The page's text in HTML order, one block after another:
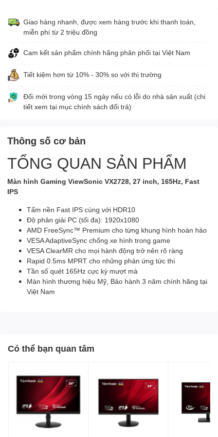
Giao hàng nhanh, được xem hàng trước khi thanh toán,
miễn phí từ 2 triệu đồng
Cam kết sản phẩm chính hãng phân phối tại Việt Nam
Tiết kiệm hơn từ 10% - 30% so với thị trường
Đổi mới trong vòng 15 ngày nếu có lỗi do nhà sản xuất (chi
tiết xem tại mục chính sách đổi trả)
Thông số cơ bản
TỔNG QUAN SẢN PHẨM
Màn hình Gaming ViewSonic VX2728, 27 inch, 165Hz, Fast
IPS
Tấm nền Fast IPS cùng với HDR10
Độ phân giải PC (tối đa): 1920x1080
AMD FreeSync™ Premium cho từng khung hình hoàn hảo
VESA AdaptiveSync chống xe hình trong game
VESA ClearMR cho mọi hành động trở nên rõ ràng
Rapid 0.5ms MPRT cho những phản ứng tức thì
Tần số quét 165Hz cực kỳ mượt mà
Màn hình thương hiệu Mỹ, Bảo hành 3 năm chính hãng tại
Việt Nam
Có thể bạn quan tâm